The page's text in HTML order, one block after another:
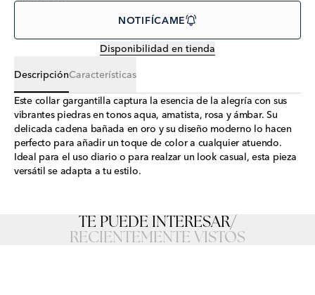
NOTIFÍCAME
Disponibilidad en tienda
DescripciónCaracterísticas
Este collar gargantilla captura la esencia de la alegría con sus
vibrantes piedras en tonos aqua, amatista, rosa y ámbar. Su
delicada cadena bañada en oro y su diseño moderno lo hacen
perfecto para añadir un toque de color a cualquier atuendo.
Ideal para el uso diario o para realzar un look casual, esta pieza
versátil se adapta a tu estilo.
TE PUEDE INTERESAR/
RECIENTEMENTE VISTOS